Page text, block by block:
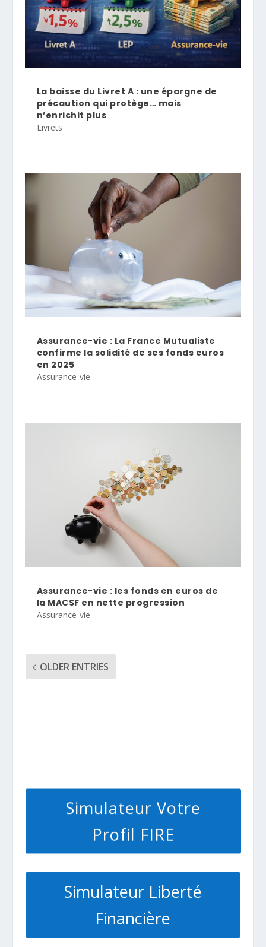
La baisse du Livret A : une épargne de
précaution qui protège… mais
n’enrichit plus
Livrets
Assurance-vie : La France Mutualiste
confirme la solidité de ses fonds euros
en 2025
Assurance-vie
Assurance-vie : les fonds en euros de
la MACSF en nette progression
Assurance-vie
OLDER ENTRIES
Simulateur Votre
Profil FIRE
Simulateur Liberté
Financière